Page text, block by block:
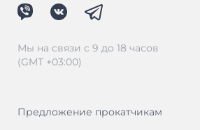
Предложение прокатчикам
Мы на связи с 9 до 18 часов
(GMT +03:00)